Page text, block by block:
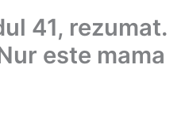
41, rezumat.
este mama